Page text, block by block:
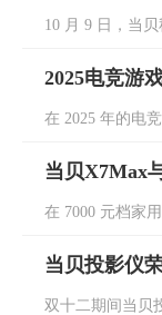
10 月 9 日，当
2025电竞游
在 2025 年的电
当贝X7Max
在 7000 元档家
当贝投影仪
双十二期间当贝